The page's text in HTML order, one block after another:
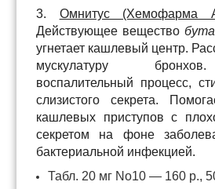
3. Омнитус (Хемофарма
Действующее вещество
угнетает кашлевый центр.
мускулатуру
воспалительный процесс,
слизистого секрета.
кашлевых приступов с
секретом на фоне
бактериальной инфекцией.
Табл. 20 мг No10 — 160 р.,